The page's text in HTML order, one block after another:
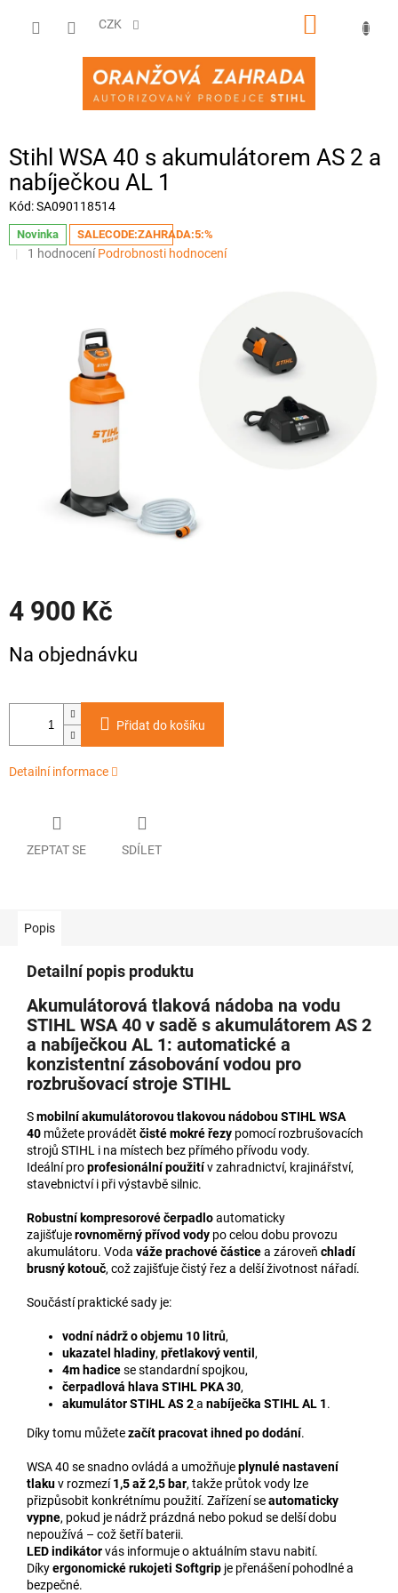
CZK
NÁKUPNÍ
Stihl WSA 40 s akumulátorem AS 2 a
nabíječkou AL 1
Kód:SA090118514
Novinka SALECODE:ZAHRADA:5:%
Průměrné
hvězdiček.
1 hodnocení Podrobnosti hodnocení
4 900 Kč
cena:
Na objednávku
Přidat do košíku
Detailní informace
ZEPTAT SE SDÍLET
Popis
Detailní popis produktu
Akumulátorová tlaková nádoba na vodu
STIHL WSA 40 v sadě s akumulátorem AS 2
a nabíječkou AL 1: automatické a
konzistentní zásobování vodou pro
rozbrušovací stroje STIHL
Smobilní akumulátorovou tlakovou nádobou STIHL WSA
40 můžete provádět čisté mokré řezy pomocí rozbrušovacích
strojů STIHL i na místech bez přímého přívodu vody.
Ideální proprofesionální použitív zahradnictví, krajinářství,
stavebnictví i při výstavbě silnic.
Robustní kompresorové čerpadloautomaticky
zajišťujerovnoměrný přívod vody po celou dobu provozu
akumulátoru. Voda váže prachové částicea zároveň chladí
brusný kotouč, což zajišťuje čistý řez a delší životnost nářadí.
Součástí praktické sady je:
vodní nádrž o objemu 10 litrů,
ukazatel hladiny, přetlakový ventil,
4m hadicese standardní spojkou,
čerpadlová hlava STIHL PKA 30,
akumulátor STIHL AS 2a nabíječka STIHL AL 1.
Díky tomu můžetezačít pracovat ihned po dodání.
WSA 40 se snadno ovládá a umožňujeplynulé nastavení
tlakuv rozmezí1,5 až 2,5 bar, takže průtok vody lze
přizpůsobit konkrétnímu použití. Zařízení seautomaticky
vypne, pokud je nádrž prázdná nebo pokud se delší dobu
nepoužívá – což šetří baterii.
LED indikátorvás informuje o aktuálním stavu nabití.
Díkyergonomické rukojeti Softgrip je přenášení pohodlné a
bezpečné.